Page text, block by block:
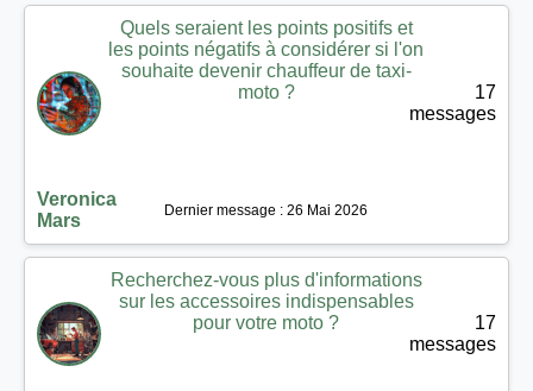
Quels seraient les points positifs et
les points négatifs à considérer si l'on
souhaite devenir chauffeur de taxi-
moto ?
Veronica
Mars
17
messages
Dernier message : 26 Mai 2026
Recherchez-vous plus d'informations
sur les accessoires indispensables
pour votre moto ?
17
messages